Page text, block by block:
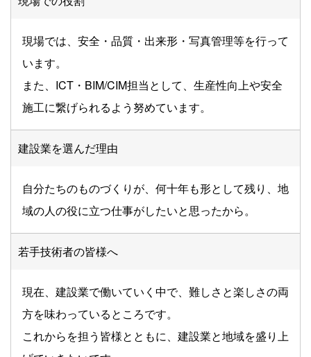
現場では、安全・品質・出来形・写真管理等を行って
います。
また、ICT・BIM/CIM担当として、生産性向上や安全
施工に繋げられるよう努めています。
建設業を選んだ理由
自分たちのものづくりが、何十年も形として残り、地
域の人の役に立つ仕事がしたいと思ったから。
若手技術者の皆様へ
現在、建設業で働いていく中で、難しさと楽しさの両
方を味わっているところです。
これからを担う皆様とともに、建設業と地域を盛り上